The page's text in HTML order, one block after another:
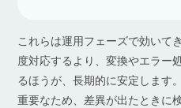
これらは運用フェーズで効いて
度対応するより、変換やエラー
るほうが、長期的に安定します
重要なため、差異が出たときに